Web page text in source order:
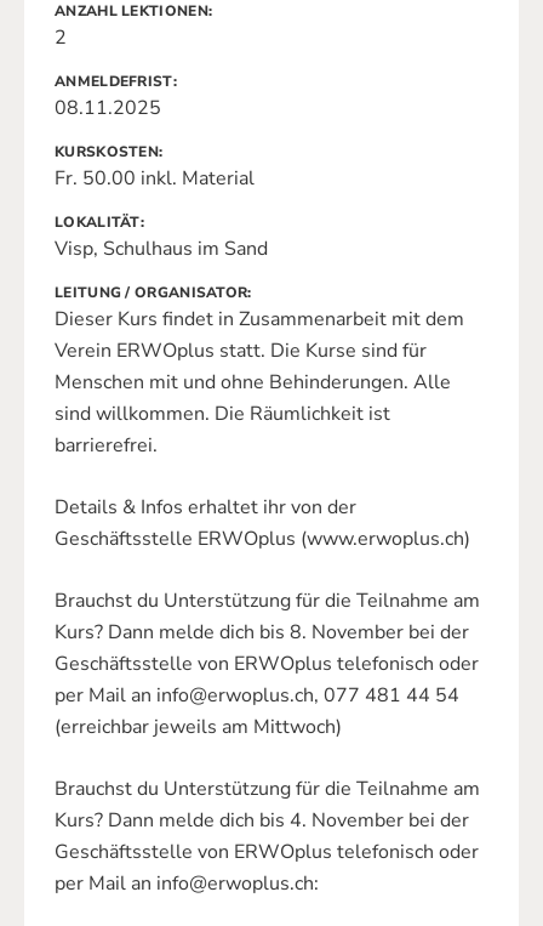
ANZAHL LEKTIONEN
2
ANMELDEFRIST
08.11.2025
KURSKOSTEN
Fr. 50.00 inkl. Material
LOKALITÄT
Visp, Schulhaus im Sand
LEITUNG / ORGANISATOR
Dieser Kurs findet in Zusammenarbeit mit dem
Verein ERWOplus statt. Die Kurse sind für
Menschen mit und ohne Behinderungen. Alle
sind willkommen. Die Räumlichkeit ist
barrierefrei.
Details & Infos erhaltet ihr von der
Geschäftsstelle ERWOplus (www.erwoplus.ch)
Brauchst du Unterstützung für die Teilnahme am
Kurs? Dann melde dich bis 8. November bei der
Geschäftsstelle von ERWOplus telefonisch oder
per Mail an info@erwoplus.ch, 077 481 44 54
(erreichbar jeweils am Mittwoch)
Brauchst du Unterstützung für die Teilnahme am
Kurs? Dann melde dich bis 4. November bei der
Geschäftsstelle von ERWOplus telefonisch oder
per Mail an info@erwoplus.ch: